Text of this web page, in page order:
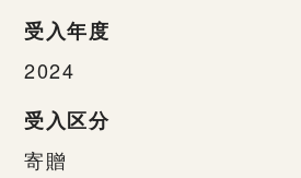
受入年度
2024
受入区分
寄贈